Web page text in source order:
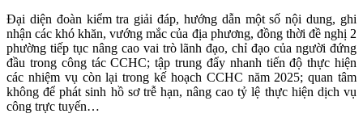
Đại diện đoàn kiểm tra giải đáp, hướng dẫn một số nội dung, ghi
nhận các khó khăn, vướng mắc của địa phương, đồng thời đề nghị 2
phường tiếp tục nâng cao vai trò lãnh đạo, chỉ đạo của người đứng
đầu trong công tác CCHC; tập trung đẩy nhanh tiến độ thực hiện
các nhiệm vụ còn lại trong kế hoạch CCHC năm 2025; quan tâm
không để phát sinh hồ sơ trễ hạn, nâng cao tỷ lệ thực hiện dịch vụ
công trực tuyến…